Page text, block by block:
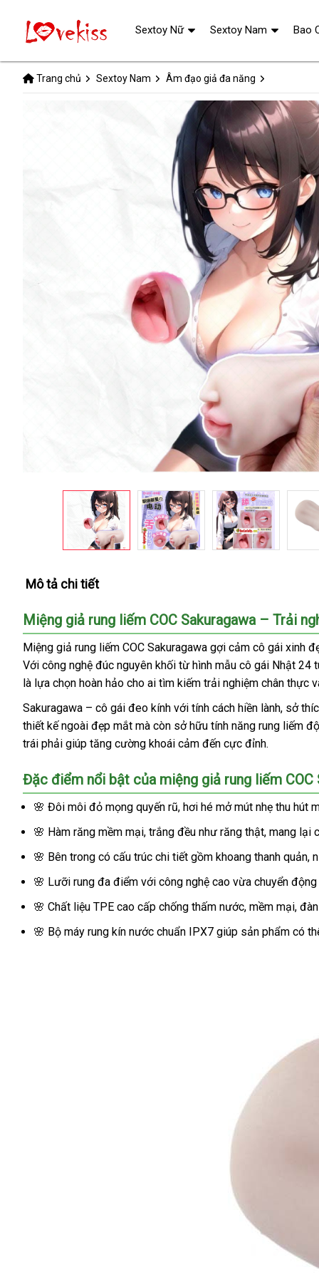
Trang chủ Sextoy Nam Âm đạo giả đa năng
Mô tả chi tiết
Miệng giả rung liếm COC Sakuragawa – Trải
Miệng giả rung liếm COC Sakuragawa gợi cảm cô gái xinh
Với công nghệ đúc nguyên khối từ hình mẫu cô gái Nhật
là lựa chọn hoàn hảo cho ai tìm kiếm trải nghiệm chân thực
Sakuragawa – cô gái đeo kính với tính cách hiền lành, sở
thiết kế ngoài đẹp mắt mà còn sở hữu tính năng rung liếm
trái phải giúp tăng cường khoái cảm đến cực đỉnh.
Đặc điểm nổi bật của miệng giả rung liếm COC
🌸 Đôi môi đỏ mọng quyến rũ, hơi hé mở mút nhẹ thu hút
🌸 Hàm răng mềm mại, trắng đều như răng thật, mang lại
🌸 Bên trong có cấu trúc chi tiết gồm khoang thanh
🌸 Lưỡi rung đa điểm với công nghệ cao vừa chuyển
🌸 Chất liệu TPE cao cấp chống thấm nước, mềm mại,
🌸 Bộ máy rung kín nước chuẩn IPX7 giúp sản phẩm có
Sextoy Nữ Sextoy Nam Bao